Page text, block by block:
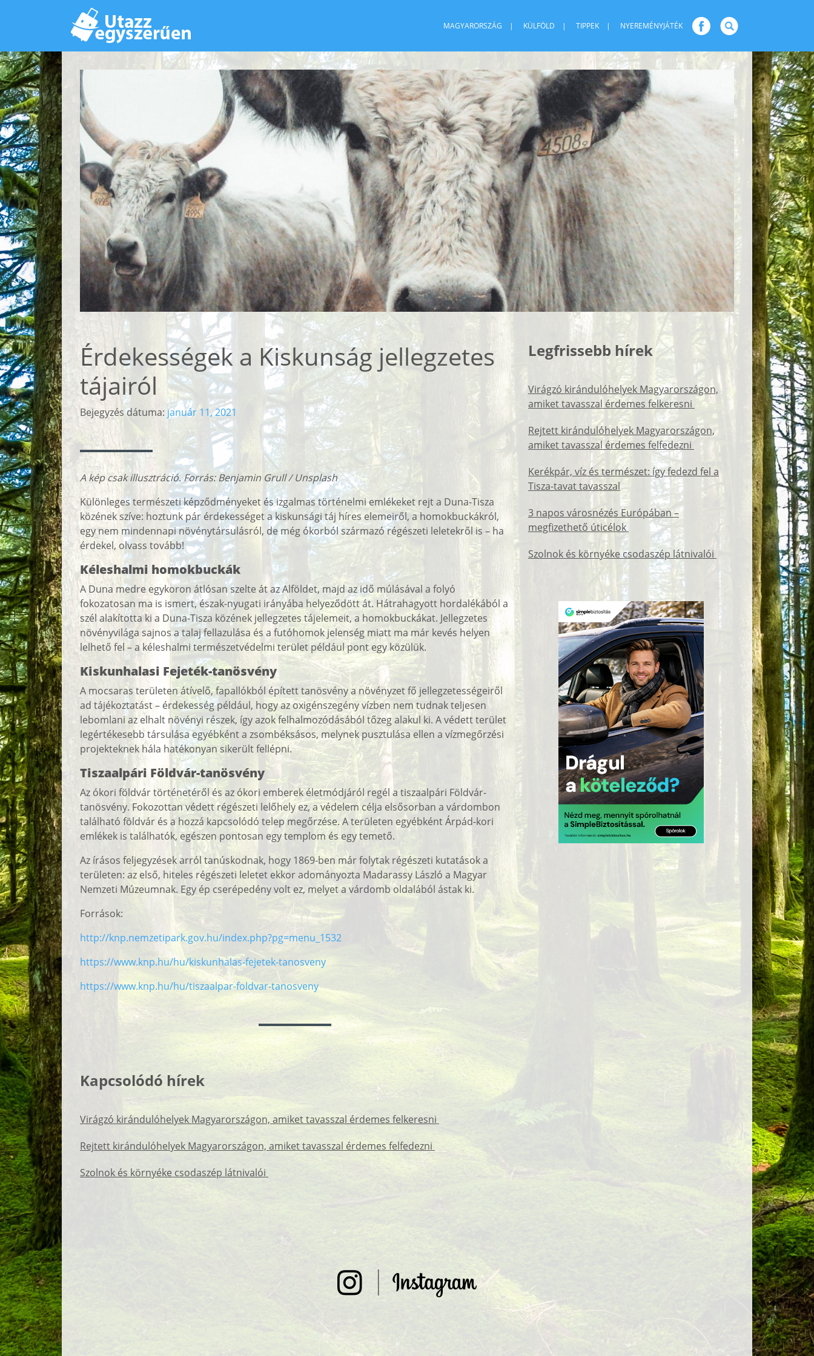
MAGYARORSZÁG KÜLFÖLD TIPPEK NYEREMÉNYJÁTÉK
Érdekességek a Kiskunság jellegzetes
tájairól
Bejegyzés dátuma: január 11, 2021
A kép csak illusztráció. Forrás: Benjamin Grull / Unsplash
Különleges természeti képződményeket és izgalmas történelmi emlékeket rejt a Duna-Tisza
közének szíve: hoztunk pár érdekességet a kiskunsági táj híres elemeiről, a homokbuckákról,
egy nem mindennapi növénytársulásról, de még ókorból származó régészeti leletekről is – ha
érdekel, olvass tovább!
Kéleshalmi homokbuckák
A Duna medre egykoron átlósan szelte át az Alföldet, majd az idő múlásával a folyó
fokozatosan ma is ismert, észak-nyugati irányába helyeződött át. Hátrahagyott hordalékából a
szél alakította ki a Duna-Tisza közének jellegzetes tájelemeit, a homokbuckákat. Jellegzetes
növényvilága sajnos a talaj fellazulása és a futóhomok jelenség miatt ma már kevés helyen
lelhető fel – a kéleshalmi természetvédelmi terület például pont egy közülük.
Kiskunhalasi Fejeték-tanösvény
A mocsaras területen átívelő, fapallókból épített tanösvény a növényzet fő jellegzetességeiről
ad tájékoztatást – érdekesség például, hogy az oxigénszegény vízben nem tudnak teljesen
lebomlani az elhalt növényi részek, így azok felhalmozódásából tőzeg alakul ki. A védett terület
legértékesebb társulása egyébként a zsombéksásos, melynek pusztulása ellen a vízmegőrzési
projekteknek hála hatékonyan sikerült fellépni.
Tiszaalpári Földvár-tanösvény
Az ókori földvár történetéről és az ókori emberek életmódjáról regél a tiszaalpári Földvár-
tanösvény. Fokozottan védett régészeti lelőhely ez, a védelem célja elsősorban a várdombon
található földvár és a hozzá kapcsolódó telep megőrzése. A területen egyébként Árpád-kori
emlékek is találhatók, egészen pontosan egy templom és egy temető.
Az írásos feljegyzések arról tanúskodnak, hogy 1869-ben már folytak régészeti kutatások a
területen: az első, hiteles régészeti leletet ekkor adományozta Madarassy László a Magyar
Nemzeti Múzeumnak. Egy ép cserépedény volt ez, melyet a várdomb oldalából ástak ki.
Források:
http://knp.nemzetipark.gov.hu/index.php?pg=menu_1532
https://www.knp.hu/hu/kiskunhalas-fejetek-tanosveny
https://www.knp.hu/hu/tiszaalpar-foldvar-tanosveny
Kapcsolódó hírek
Virágzó kirándulóhelyek Magyarországon, amiket tavasszal érdemes felkeresni
Rejtett kirándulóhelyek Magyarországon, amiket tavasszal érdemes felfedezni
Szolnok és környéke csodaszép látnivalói
Legfrissebb hírek
Virágzó kirándulóhelyek Magyarországon,
amiket tavasszal érdemes felkeresni
Rejtett kirándulóhelyek Magyarországon,
amiket tavasszal érdemes felfedezni
Kerékpár, víz és természet: így fedezd fel a
Tisza-tavat tavasszal
3 napos városnézés Európában –
megfizethető úticélok
Szolnok és környéke csodaszép látnivalói